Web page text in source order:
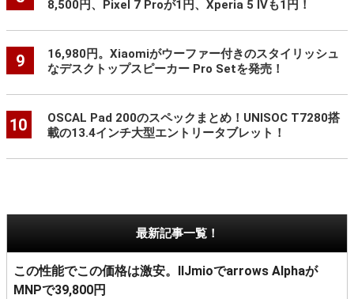
8,500円、Pixel 7 Proが1円、Xperia 5 IVも1円！
9
16,980円。Xiaomiがウーファー付きのスタイリッシュ
なデスクトップスピーカー Pro Setを発売！
10
OSCAL Pad 200のスペックまとめ！UNISOC T7280搭
載の13.4インチ大型エントリータブレット！
最新記事一覧！
この性能でこの価格は激安。IIJmioでarrows Alphaが
MNPで39,800円